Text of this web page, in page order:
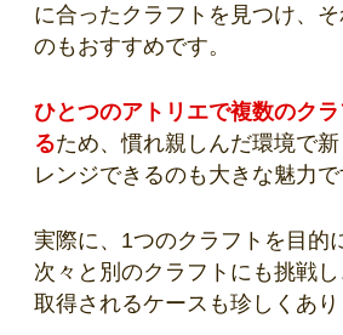
に合ったクラフトを見つけ、そ
のもおすすめです。
ひとつのアトリエで複数のク
るため、慣れ親しんだ環境で
レンジできるのも大きな魅力で
実際に、1つのクラフトを目的
次々と別のクラフトにも挑戦
取得されるケースも珍しくあり